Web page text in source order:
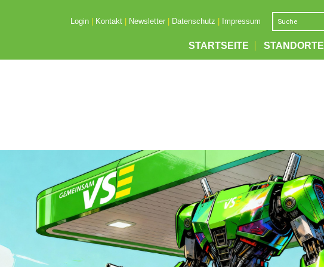
Login| Kontakt| Newsletter| Datenschutz Impressum
STARTSEITE STANDORTE